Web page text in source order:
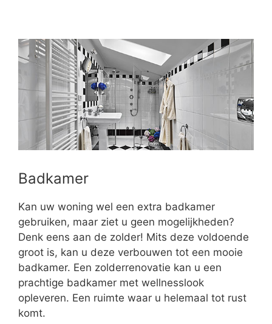
Badkamer
Kan uw woning wel een extra badkamer
gebruiken, maar ziet u geen mogelijkheden?
Denk eens aan de zolder! Mits deze voldoende
groot is, kan u deze verbouwen tot een mooie
badkamer. Een zolderrenovatie kan u een
prachtige badkamer met wellnesslook
opleveren. Een ruimte waar u helemaal tot rust
komt.